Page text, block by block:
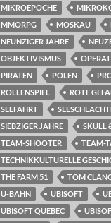
MIKROEPOCHE
MMORPG
MOSKAU
NEUNZIGER JAHRE
OBJEKTIVISMUS
PIRATEN
POLEN
ROLLENSPIEL
ROTE
SEEFAHRT
SIEBZIGER JAHRE
SKULL
TEAM-SHOOTER
TEAM-
TECHNIKKULTURELLE
THE FARM 51
TOM
U-BAHN
UBISOFT
UBISOFT QUEBEC